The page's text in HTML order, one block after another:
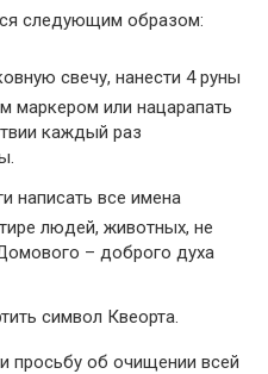
следующим образом:
свечу, нанести 4 руны
маркером или нацарапать
каждый раз
написать все имена
людей, животных, не
– доброго духа
символ Квеорта.
просьбу об очищении всей